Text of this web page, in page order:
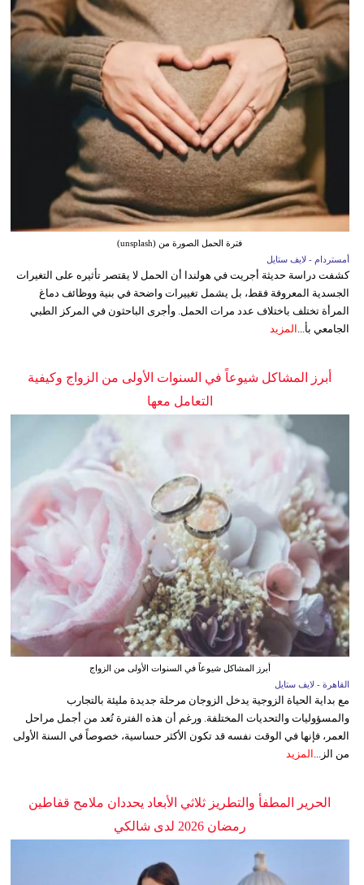
فترة الحمل الصورة من (unsplash)
أمستردام - لايف ستايل
كشفت دراسة حديثة أجريت في هولندا أن الحمل لا يقتصر تأثيره على التغيرات
الجسدية المعروفة فقط، بل يشمل تغييرات واضحة في بنية ووظائف دماغ
المرأة تختلف باختلاف عدد مرات الحمل. وأجرى الباحثون في المركز الطبي
الجامعي بأ... المزيد
أبرز المشاكل شيوعاً في السنوات الأولى من الزواج وكيفية
التعامل معها
أبرز المشاكل شيوعاً في السنوات الأولى من الزواج
القاهرة - لايف ستايل
مع بداية الحياة الزوجية يدخل الزوجان مرحلة جديدة مليئة بالتجارب
والمسؤوليات والتحديات المختلفة. ورغم أن هذه الفترة تُعد من أجمل مراحل
العمر، فإنها في الوقت نفسه قد تكون الأكثر حساسية، خصوصاً في السنة الأولى
من الز...
المزيد
الحرير المطفأ والتطريز ثلاثي الأبعاد يحددان ملامح قفاطين
رمضان 2026 لدى شالكي